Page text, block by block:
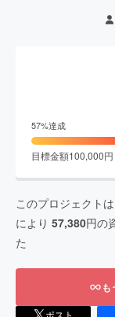
57%達成
目標金額100,000円
このプロジェクトは
により 57,380円の
た
も
ポスト